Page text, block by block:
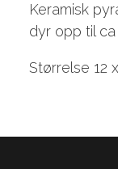
Keramisk
dyr opp til ca
Størrelse 12